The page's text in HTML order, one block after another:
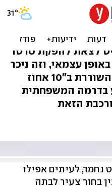
שלי": מאה
לצאת להפקת סרטו
עצמאי, וזה ניכר
באווירה הסטודנטיאלית השוררת ב"10 אחוז
בדרמה המשפחתית
הזאת
נחמד, לעיתים אפילו
בחור צעיר לבתה